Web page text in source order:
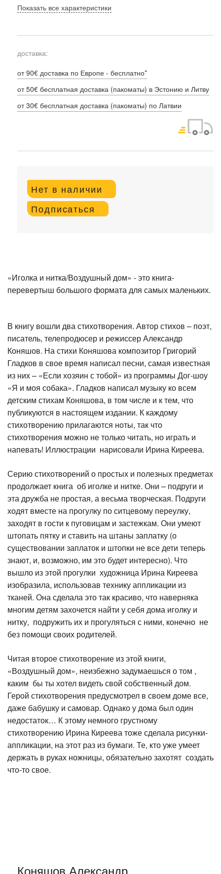
Показать все характеристики
доставка:
от 90€ доставка по Европе - бесплатно*
от 50€ бесплатная доставка (пакоматы) в Эстонию и Литву
от 30€ бесплатная доставка (пакоматы) по Латвии
Нет в наличии
Подписаться
«Иголка и нитка/Воздушный дом» - это книга-
перевертыш большого формата для самых маленьких.
В книгу вошли два стихотворения. Автор стихов – поэт,
писатель, телепродюсер и режиссер Александр
Коняшов. На стихи Коняшова композитор Григорий
Гладков в свое время написал песни, самая известная
из них – «Если хозяин с тобой» из программы Дог-шоу
«Я и моя собака». Гладков написал музыку ко всем
детским стихам Коняшова, в том числе и к тем, что
публикуются в настоящем издании. К каждому
стихотворению прилагаются ноты, так что
стихотворения можно не только читать, но играть и
напевать! Иллюстрации нарисовали Ирина Киреева.
Серию стихотворений о простых и полезных предметах
продолжает книга об иголке и нитке. Они – подруги и
эта дружба не простая, а весьма творческая. Подруги
ходят вместе на прогулку по ситцевому переулку,
заходят в гости к пуговицам и застежкам. Они умеют
штопать пятку и ставить на штаны заплатку (о
существовании заплаток и штопки не все дети теперь
знают, и, возможно, им это будет интересно). Что
вышло из этой прогулки художница Ирина Киреева
изобразила, использовав технику аппликации из
тканей. Она сделала это так красиво, что наверняка
многим детям захочется найти у себя дома иголку и
нитку, подружить их и прогуляться с ними, конечно не
без помощи своих родителей.
Читая второе стихотворение из этой книги,
«Воздушный дом», неизбежно задумаешься о том ,
каким бы ты хотел видеть свой собственный дом.
Герой стихотворения предусмотрел в своем доме все,
даже бабушку и самовар. Однако у дома был один
недостаток… К этому немного грустному
стихотворению Ирина Киреева тоже сделала рисунки-
аппликации, на этот раз из бумаги. Те, кто уже умеет
держать в руках ножницы, обязательно захотят создать
что-то свое.
Коняшов Александр